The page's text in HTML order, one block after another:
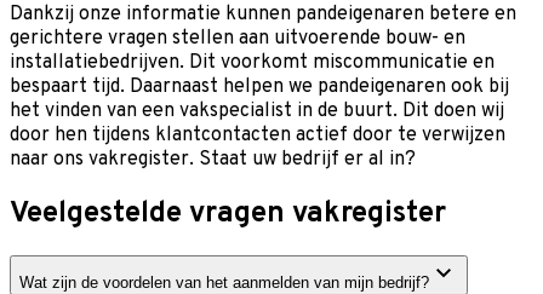
Dankzij onze informatie kunnen pandeigenaren betere en
gerichtere vragen stellen aan uitvoerende bouw- en
installatiebedrijven. Dit voorkomt miscommunicatie en
bespaart tijd. Daarnaast helpen we pandeigenaren ook bij
het vinden van een vakspecialist in de buurt. Dit doen wij
door hen tijdens klantcontacten actief door te verwijzen
naar ons vakregister. Staat uw bedrijf er al in?
Veelgestelde vragen vakregister
Wat zijn de voordelen van het aanmelden van mijn bedrijf?